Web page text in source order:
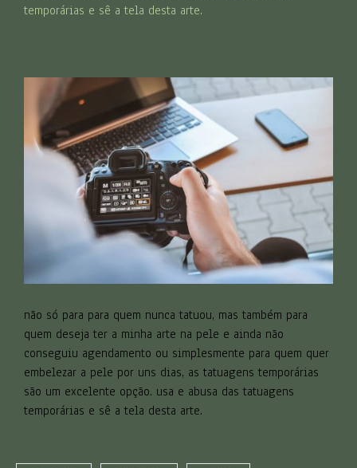
temporárias e sê a tela desta arte.
não só para para quem nunca tatuou, mas também para
quem deseja ter a minha arte na pele e ainda não
conseguiu agendamento ou simplesmente para quem quer
embelezar a pele por uns dias, as tatuagens temporárias
são um excelente opção. usa e abusa das tatuagens
temporárias e sê a tela desta arte.